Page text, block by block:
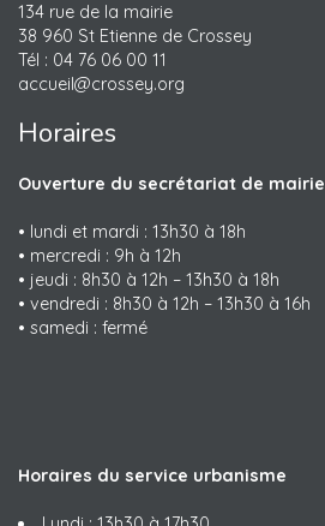
134 rue de la mairie
38 960 St Etienne de Crossey
Tél : 04 76 06 00 11
accueil@crossey.org
Horaires
Ouverture du secrétariat de mairie
• lundi et mardi : 13h30 à 18h
• mercredi : 9h à 12h
• jeudi : 8h30 à 12h – 13h30 à 18h
• vendredi : 8h30 à 12h – 13h30 à 16h
• samedi : fermé
Horaires du service urbanisme